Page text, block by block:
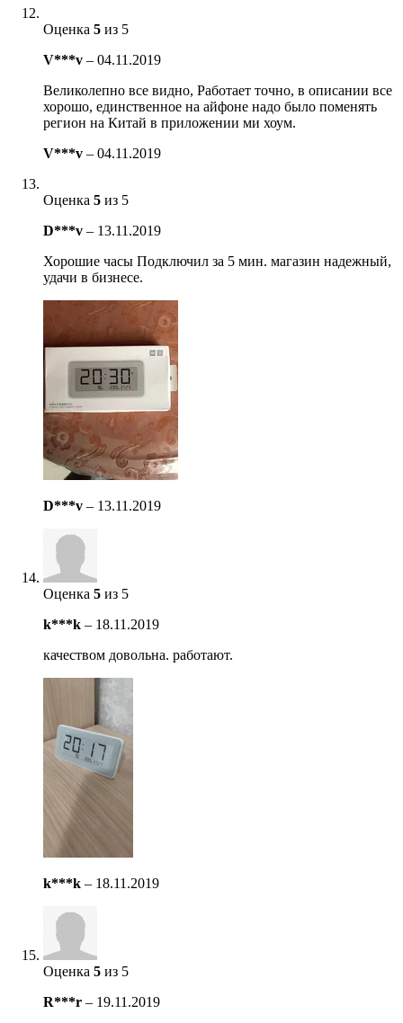
Оценка 5 из 5
V***v – 04.11.2019
Великолепно все видно, Работает точно, в описании все
хорошо, единственное на айфоне надо было поменять
регион на Китай в приложении ми хоум.
V***v – 04.11.2019
Оценка 5 из 5
D***v – 13.11.2019
Хорошие часы Подключил за 5 мин. магазин надежный,
удачи в бизнесе.
D***v – 13.11.2019
Оценка 5 из 5
k***k – 18.11.2019
качеством довольна. работают.
k***k – 18.11.2019
Оценка 5 из 5
R***r – 19.11.2019